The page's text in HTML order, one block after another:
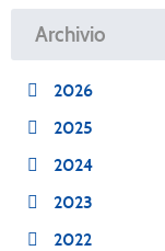
Archivio
2026
2025
2024
2023
2022